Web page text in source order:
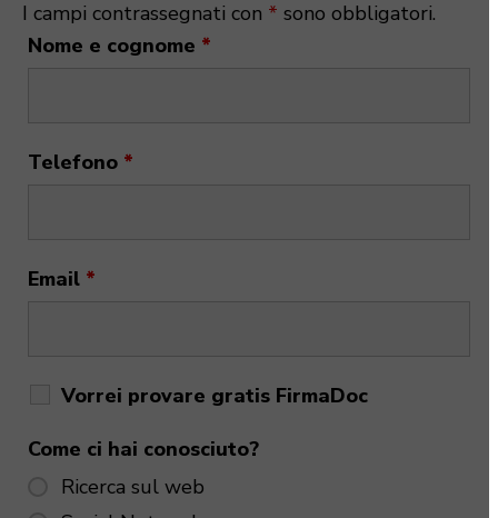
I campi contrassegnati con * sono obbligatori.
Nome e cognome *
Telefono *
Email *
Vorrei provare gratis FirmaDoc
Come ci hai conosciuto?
Ricerca sul web